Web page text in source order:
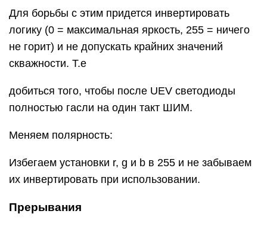
Для борьбы с этим придется инвертировать
логику (0 = максимальная яркость, 255 = ничего
не горит) и не допускать крайних значений
скважности. Т.е
добиться того, чтобы после UEV светодиоды
полностью гасли на один такт ШИМ.
Меняем полярность:
Избегаем установки r, g и b в 255 и не забываем
их инвертировать при использовании.
Прерывания